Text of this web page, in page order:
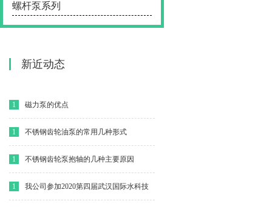
螺杆泵系列
新近动态
1 磁力泵的优点
1 不锈钢齿轮油泵的常用几种形式
1 不锈钢齿轮泵抱轴的几种主要原因
1 我公司参加2020第四届武汉国际水科技